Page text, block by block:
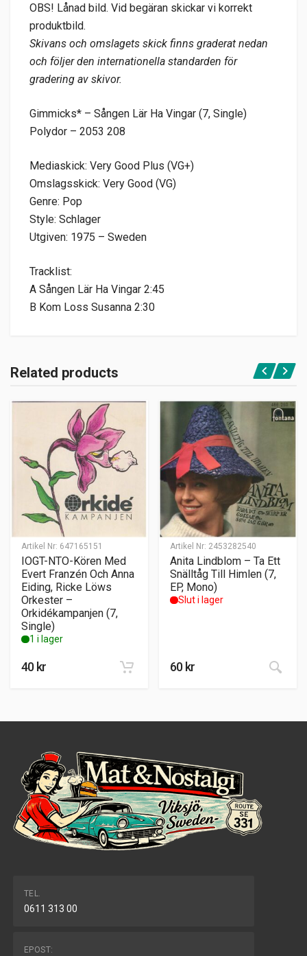
OBS! Lånad bild. Vid begäran skickar vi korrekt
produktbild.
Skivans och omslagets skick finns graderat nedan
och följer den internationella standarden för
gradering av skivor.
Gimmicks* – Sången Lär Ha Vingar (7, Single)
Polydor – 2053 208
Mediaskick: Very Good Plus (VG+)
Omslagsskick: Very Good (VG)
Genre: Pop
Style: Schlager
Utgiven: 1975 – Sweden
Tracklist:
A Sången Lär Ha Vingar 2:45
B Kom Loss Susanna 2:30
Related products
Artikel Nr: 647165151
IOGT-NTO-Kören Med
Evert Franzén Och Anna
Eiding, Ricke Löws
Orkester –
Orkidékampanjen (7,
Single)
1 i lager
40 kr
Artikel Nr: 2453282540
Anita Lindblom – Ta Ett
Snälltåg Till Himlen (7,
EP, Mono)
Slut i lager
60 kr
TEL.
0611 313 00
EPOST: